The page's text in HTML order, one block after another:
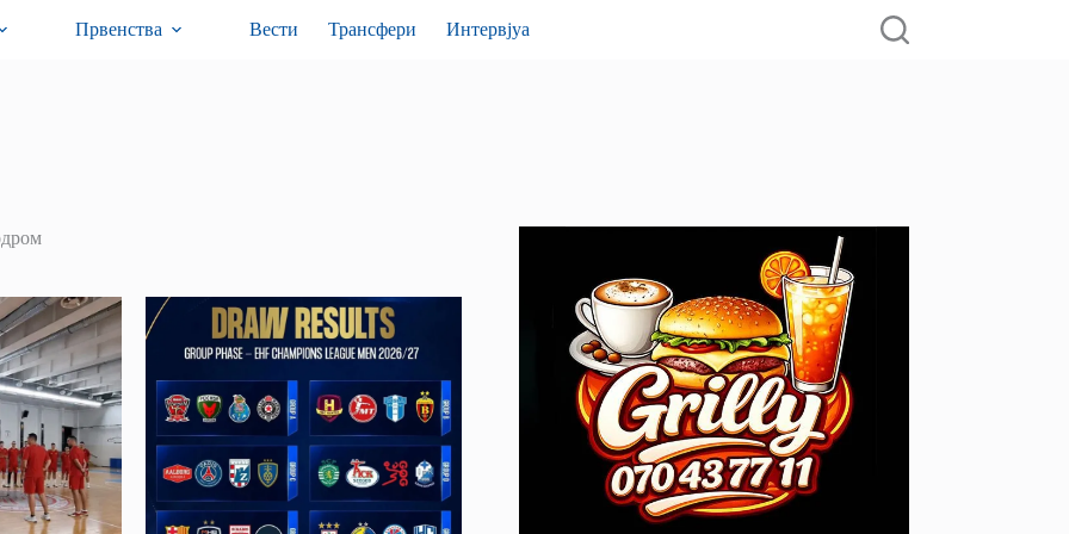
Првенства Вести Трансфери Интервјуа